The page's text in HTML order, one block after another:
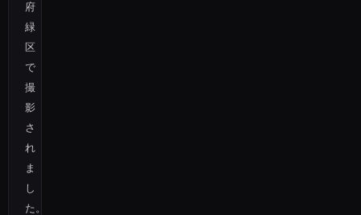
府
緑
区
で
撮
影
さ
れ
ま
し
た。